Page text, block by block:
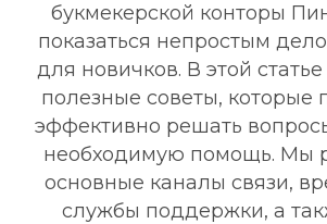
букмекерской конторы
показаться непростым
для новичков. В этой
полезные советы, которые
эффективно решать
необходимую помощь. Мы
основные каналы связи,
службы поддержки, а